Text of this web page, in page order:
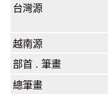
台灣源
越南源
部首 . 筆畫
總筆畫